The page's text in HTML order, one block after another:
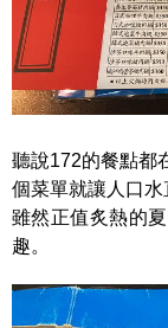
聽說172的餐點都
個菜單就讓人口水
雖然正值炙熱的
趣。